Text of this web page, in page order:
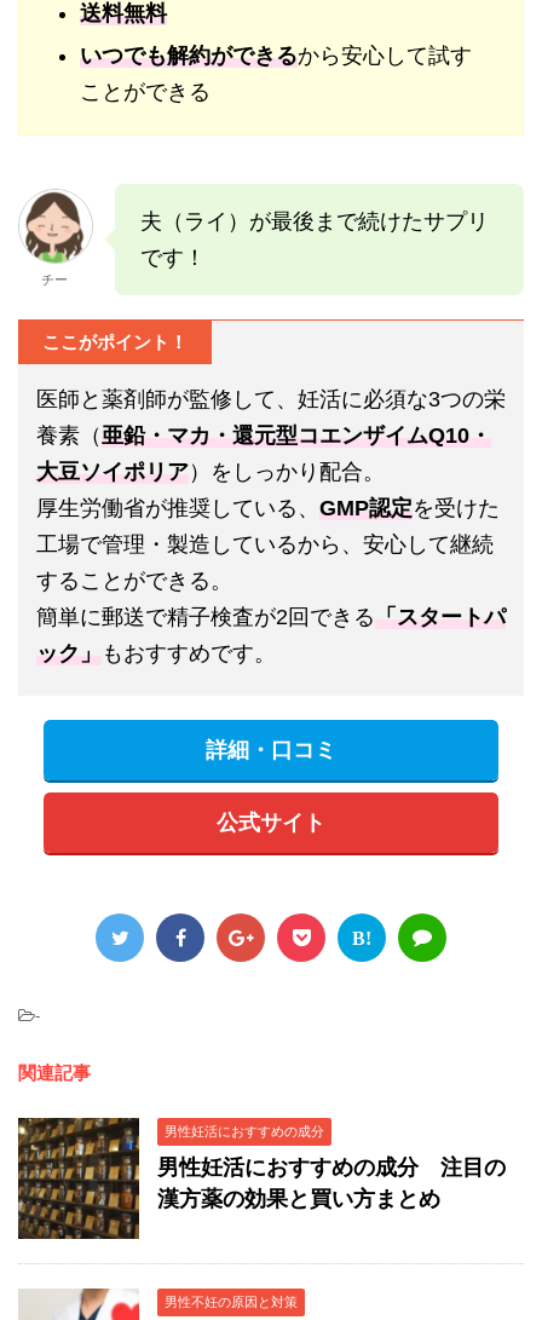
送料無料
いつでも解約ができるから安心して試す
ことができる
チー
夫（ライ）が最後まで続けたサプリ
です！
ここがポイント！
医師と薬剤師が監修して、妊活に必須な3つの栄
養素（亜鉛・マカ・還元型コエンザイムQ10・
大豆ソイポリア）をしっかり配合。
厚生労働省が推奨している、 GMP認定を受けた
工場で管理・製造しているから、安心して継続
することができる。
簡単に郵送で精子検査が2回できる 「スタートパ
ック」 もおすすめです。
詳細・口コミ
公式サイト
B!
-
関連記事
男性妊活におすすめの成分
男性妊活におすすめの成分 注目の
漢方薬の効果と買い方まとめ
男性不妊の原因と対策